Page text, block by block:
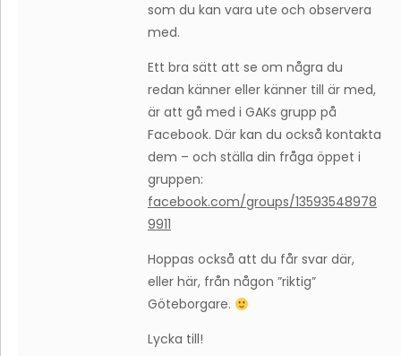
som du kan vara ute och observera
med.
Ett bra sätt att se om några du
redan känner eller känner till är med,
är att gå med i GAKs grupp på
Facebook. Där kan du också kontakta
dem – och ställa din fråga öppet i
gruppen:
facebook.com/groups/13593548978
9911
Hoppas också att du får svar där,
eller här, från någon ”riktig”
Göteborgare.
Lycka till!